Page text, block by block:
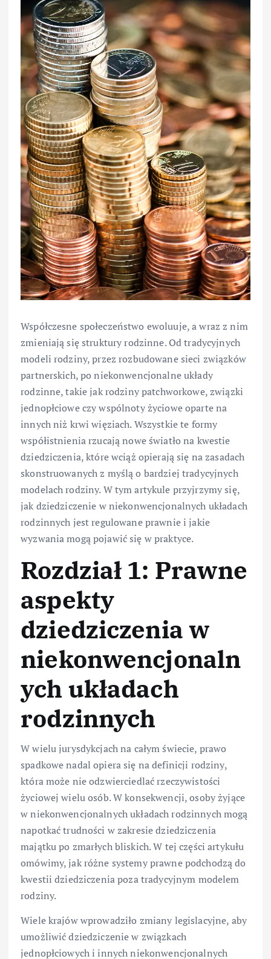
Współczesne społeczeństwo ewoluuje, a wraz z nim
zmieniają się struktury rodzinne. Od tradycyjnych
modeli rodziny, przez rozbudowane sieci związków
partnerskich, po niekonwencjonalne układy
rodzinne, takie jak rodziny patchworkowe, związki
jednopłciowe czy wspólnoty życiowe oparte na
innych niż krwi więziach. Wszystkie te formy
współistnienia rzucają nowe światło na kwestie
dziedziczenia, które wciąż opierają się na zasadach
skonstruowanych z myślą o bardziej tradycyjnych
modelach rodziny. W tym artykule przyjrzymy się,
jak dziedziczenie w niekonwencjonalnych układach
rodzinnych jest regulowane prawnie i jakie
wyzwania mogą pojawić się w praktyce.
Rozdział 1: Prawne
aspekty
dziedziczenia w
niekonwencjonaln
ych układach
rodzinnych
W wielu jurysdykcjach na całym świecie, prawo
spadkowe nadal opiera się na definicji rodziny,
która może nie odzwierciedlać rzeczywistości
życiowej wielu osób. W konsekwencji, osoby żyjące
w niekonwencjonalnych układach rodzinnych mogą
napotkać trudności w zakresie dziedziczenia
majątku po zmarłych bliskich. W tej części artykułu
omówimy, jak różne systemy prawne podchodzą do
kwestii dziedziczenia poza tradycyjnym modelem
rodziny.
Wiele krajów wprowadziło zmiany legislacyjne, aby
umożliwić dziedziczenie w związkach
jednopłciowych i innych niekonwencjonalnych